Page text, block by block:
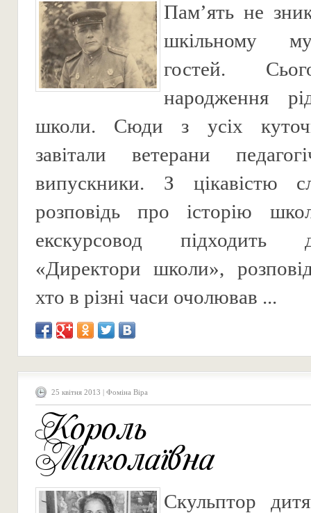
Пам’ять не
шкільному
гостей.
народження
школи. Сюди з усіх
завітали ветерани
випускники. З цікавістю
розповідь про історію
екскурсовод
«Директори школи»,
хто в різні часи очолював ...
25 квітня 2013 | Фоміна Віра
Король
Миколаївна
Скульптор